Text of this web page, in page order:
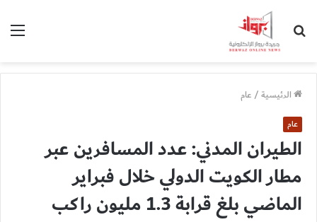
الرئيسية/عام
عام
الطيران المدني: عدد المسافرين عبر
مطار الكويت الدولي خلال فبراير
الماضي بلغ قرابة 1.3 مليون راكب